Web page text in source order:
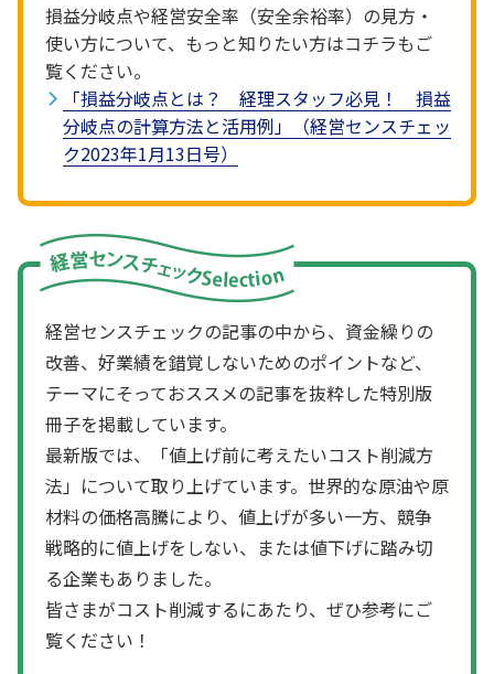
損益分岐点や経営安全率（安全余裕率）の見方・
使い方について、もっと知りたい方はコチラもご
覧ください。
「損益分岐点とは？ 経理スタッフ必見！ 損益
分岐点の計算方法と活用例」（経営センスチェッ
ク2023年1月13日号）
経営センスチェックの記事の中から、資金繰りの
改善、好業績を錯覚しないためのポイントなど、
テーマにそっておススメの記事を抜粋した特別版
冊子を掲載しています。
最新版では、「値上げ前に考えたいコスト削減方
法」について取り上げています。世界的な原油や原
材料の価格高騰により、値上げが多い一方、競争
戦略的に値上げをしない、または値下げに踏み切
る企業もありました。
皆さまがコスト削減するにあたり、ぜひ参考にご
覧ください！